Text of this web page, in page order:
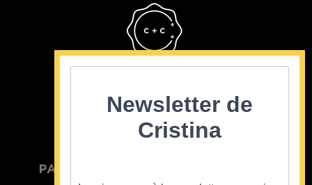
PARTICULIER
Newsletter de
Cristina